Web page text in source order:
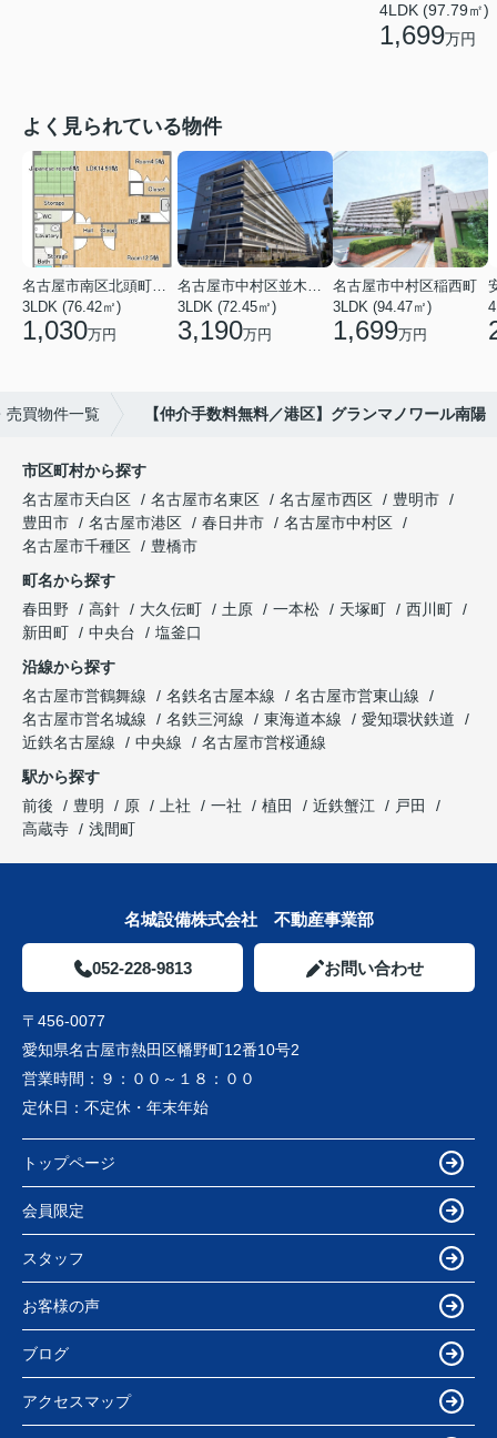
4LDK (97.79㎡)
1,699万円
よく見られている物件
名古屋市南区北頭町３丁目
3LDK (76.42㎡)
1,030万円
名古屋市中村区並木２丁目
3LDK (72.45㎡)
3,190万円
名古屋市中村区稲西町
3LDK (94.47㎡)
1,699万円
売買物件一覧 【仲介手数料無料／港区】グランマノワール南陽
市区町村から探す
名古屋市天白区
名古屋市名東区 名古屋市西区
豊明市
豊田市
名古屋市港区 春日井市
名古屋市中村区
名古屋市千種区
豊橋市
町名から探す
春田野
高針 大久伝町 土原 一本松 天塚町
西川町
新田町
中央台
塩釜口
沿線から探す
名古屋市営鶴舞線
名鉄名古屋本線
名古屋市営東山線
名古屋市営名城線
名鉄三河線 東海道本線
愛知環状鉄道
近鉄名古屋線
中央線
名古屋市営桜通線
駅から探す
前後
豊明 原 上社 一社 植田 近鉄蟹江
戸田
高蔵寺
浅間町
名城設備株式会社 不動産事業部
052-228-9813 お問い合わせ
〒456-0077
愛知県名古屋市熱田区幡野町12番10号2
営業時間： ９：００～１８：００
定休日： 不定休・年末年始
トップページ
会員限定
スタッフ
お客様の声
ブログ
アクセスマップ